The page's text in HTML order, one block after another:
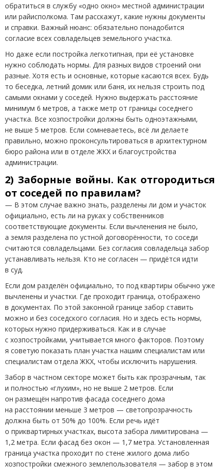
обратиться в службу «одно окно» местной администрации
или райисполкома. Там расскажут, какие нужны документы
и справки. Важный нюанс: обязательно понадобится
согласие всех совладельцев земельного участка.
Но даже если постройка легкотипная, при её установке
нужно соблюдать нормы. Для разных видов строений они
разные. Хотя есть и основные, которые касаются всех. Будь
то беседка, летний домик или баня, их нельзя строить под
самыми окнами у соседей. Нужно выдержать расстояние
минимум 6 метров, а также метр от границы соседнего
участка. Все хозпостройки должны быть одноэтажными,
не выше 5 метров. Если сомневаетесь, всё ли делаете
правильно, можно проконсультироваться в архитектурном
бюро района или в отделе ЖКХ и благоустройства
администрации.
2) Заборные войны. Как отгородиться
от соседей по правилам?
— В этом случае важно знать, разделены ли дом и участок
официально, есть ли на руках у собственников
соответствующие документы. Если вычленения не было,
а земля разделена по устной договорённости, то соседи
считаются совладельцами. Без согласия совладельца забор
устанавливать нельзя. Кто не согласен — придётся идти
в суд.
Если дом разделён официально, то под квартиры обычно уже
вычленены и участки. Где проходит граница, отображено
в документах. По этой законной границе забор ставить
можно и без соседского согласия. Но и здесь есть нормы,
которых нужно придерживаться. Как и в случае
с хозпостройками, учитывается много факторов. Поэтому
я советую показать план участка нашим специалистам или
специалистам отдела ЖКХ, чтобы исключить нарушения.
Забор в частном секторе может быть как прозрачным, так
и полностью «глухим», но не выше 2 метров. Если
он размещён напротив фасада соседнего дома
на расстоянии меньше 3 метров — светопрозрачность
должна быть от 50% до 100%. Если речь идёт
о приквартирных участках, высота забора лимитирована —
1,2 метра. Если фасад без окон — 1,7 метра. Установленная
граница участка проходит по стене жилого дома либо
хозпостройки смежного землепользователя — забор в этом